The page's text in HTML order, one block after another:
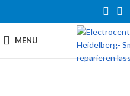
MENU